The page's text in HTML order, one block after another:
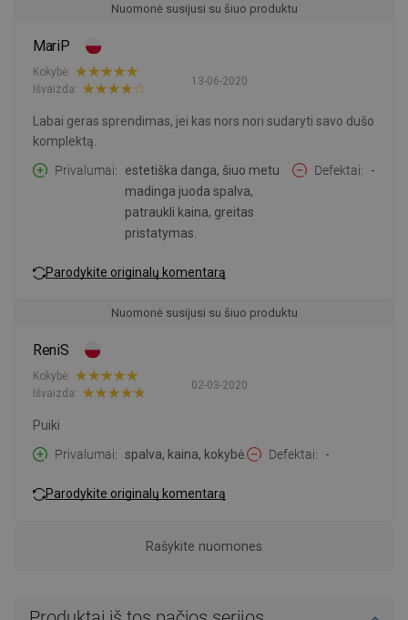
Nuomonė susijusi su šiuo produktu
MariP
13-06-2020
Kokybė:
Išvaizda:
Labai geras sprendimas, jei kas nors nori sudaryti savo dušo
komplektą.
Privalumai
estetiška danga, šiuo metu
madinga juoda spalva,
patraukli kaina, greitas
pristatymas.
Defektai -
Parodykite originalų komentarą
Nuomonė susijusi su šiuo produktu
ReniS
02-03-2020
Kokybė:
Išvaizda:
Puiki
Privalumai
spalva, kaina, kokybė. Defektai -
Parodykite originalų komentarą
Rašykite nuomones